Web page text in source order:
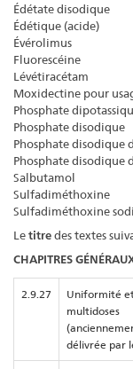
Édétate disodique
Édétique (acide)
Évérolimus
Fluorescéine
Lévétiracétam
Moxidectine pour
Phosphate
Phosphate disodique
Phosphate disodique
Phosphate disodique
Salbutamol
Sulfadiméthoxine
Sulfadiméthoxine
Letitredes textes
CHAPITRES
2.9.27
Uniformité
multidoses
délivrée par